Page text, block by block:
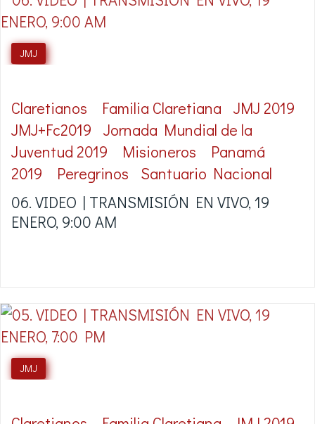
JMJ
Claretianos Familia Claretiana
JMJ 2019
JMJ+Fc2019
Jornada Mundial de la
Juventud 2019
Misioneros
Panamá
2019
Peregrinos
Santuario Nacional
06. VIDEO | TRANSMISIÓN EN VIVO, 19
ENERO, 9:00 AM
JMJ